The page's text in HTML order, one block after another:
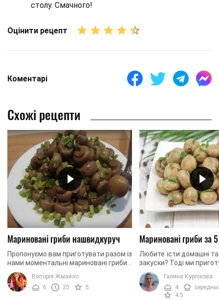
столу. Смачного!
Оцінити рецепт
Коментарі
Схожі рецепти
Мариновані гриби нашвидкуруч
Пропонуємо вам приготувати разом із
нами моментальні мариновані гриби
в домашніх умовах. Перед Новим
роком саме час приготувати смачну
закуску, яку ...
Вікторія Жмайло
6
25 5
Мариновані гриби за
Любите їсти домашні та
закуски? Тоді ми
спеціально для вас
простий і швидкий
маринованих грибів.
Галина Курпікова
4
4.5